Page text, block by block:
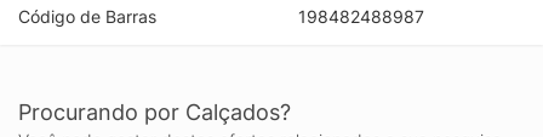
Código de Barras 198482488987
Procurando por Calçados?